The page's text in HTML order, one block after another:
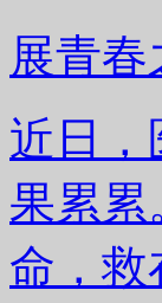
展青
近日，
果累累
命，